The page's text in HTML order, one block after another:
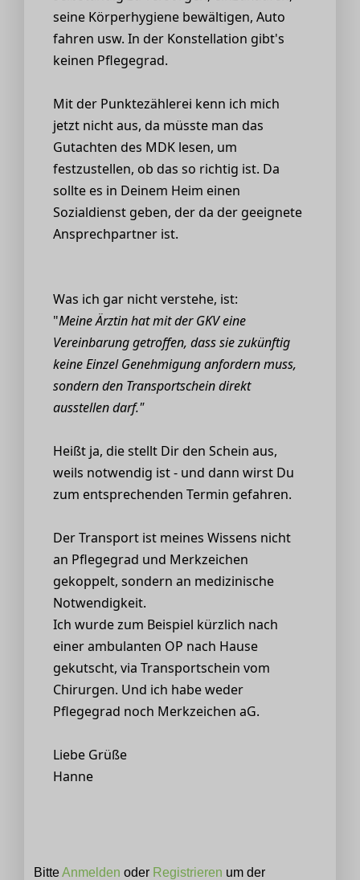
seine Körperhygiene bewältigen, Auto
fahren usw. In der Konstellation gibt's
keinen Pflegegrad.
Mit der Punktezählerei kenn ich mich
jetzt nicht aus, da müsste man das
Gutachten des MDK lesen, um
festzustellen, ob das so richtig ist. Da
sollte es in Deinem Heim einen
Sozialdienst geben, der da der geeignete
Ansprechpartner ist.
Was ich gar nicht verstehe, ist:
"Meine Ärztin hat mit der GKV eine
Vereinbarung getroffen, dass sie zukünftig
keine Einzel Genehmigung anfordern muss,
sondern den Transportschein direkt
ausstellen darf."
Heißt ja, die stellt Dir den Schein aus,
weils notwendig ist - und dann wirst Du
zum entsprechenden Termin gefahren.
Der Transport ist meines Wissens nicht
an Pflegegrad und Merkzeichen
gekoppelt, sondern an medizinische
Notwendigkeit.
Ich wurde zum Beispiel kürzlich nach
einer ambulanten OP nach Hause
gekutscht, via Transportschein vom
Chirurgen. Und ich habe weder
Pflegegrad noch Merkzeichen aG.
Liebe Grüße
Hanne
BitteAnmelden oder Registrieren um der